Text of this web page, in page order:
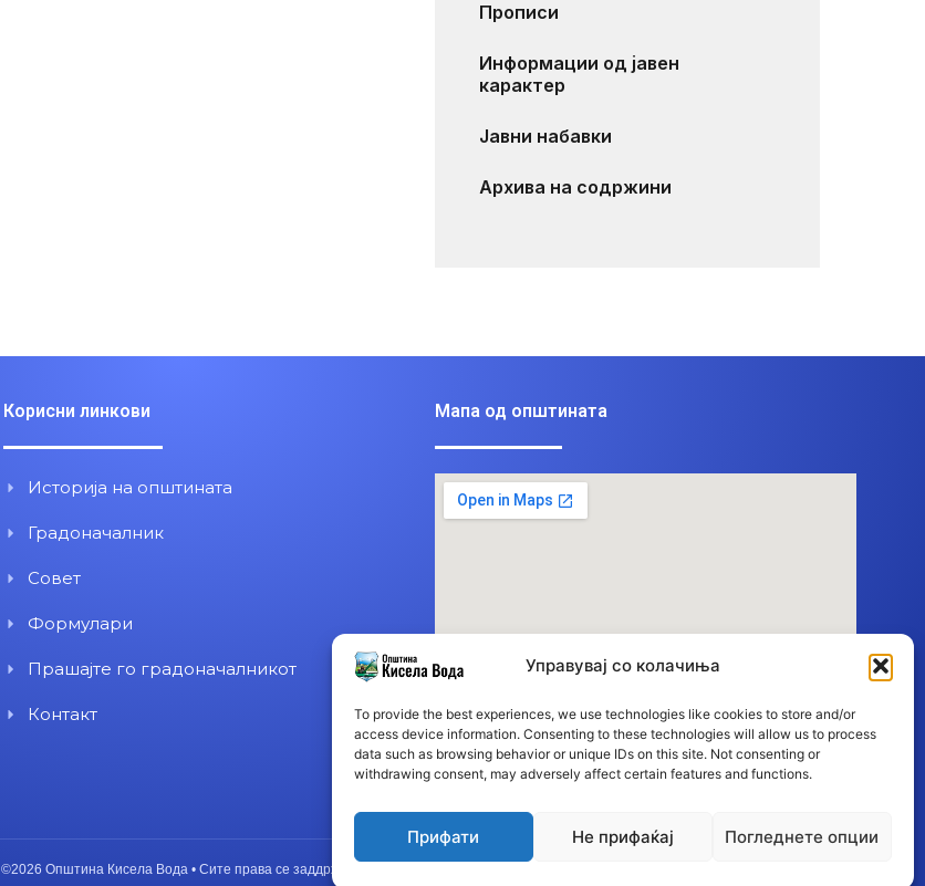
Управувај со колачиња
To provide the best experiences, we use technologies like cookies to store and/or
access device information. Consenting to these technologies will allow us to process
data such as browsing behavior or unique IDs on this site. Not consenting or
withdrawing consent, may adversely affect certain features and functions.
Прифати Не прифаќај Погледнете опции
Прописи
Информации од јавен
карактер
Јавни набавки
Архива на содржини
Корисни линкови
Историја на општината
Градоначалник
Совет
Формулари
Прашајте го градоначалникот
Контакт
Мапа од општината
©2026 Општина Кисела Вода • Сите права се заддржани